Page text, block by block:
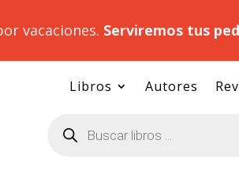
vacaciones. Serviremos tus
Libros Autores
productos